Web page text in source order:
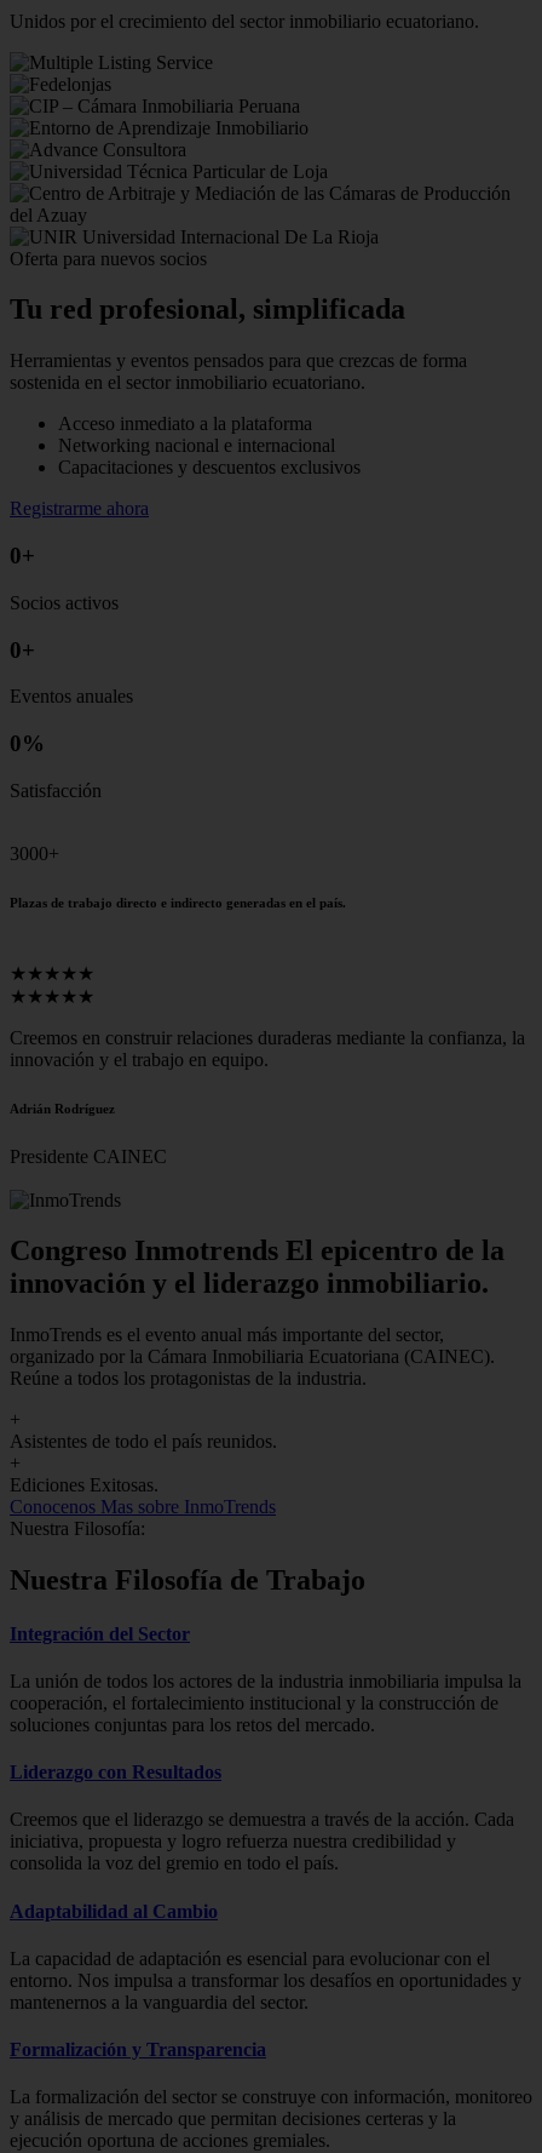
Unidos por el crecimiento del sector inmobiliario ecuatoriano.
Oferta para nuevos socios
Tu red profesional, simplificada
Herramientas y eventos pensados para que crezcas de forma
sostenida en el sector inmobiliario ecuatoriano.
Acceso inmediato a la plataforma
Networking nacional e internacional
Capacitaciones y descuentos exclusivos
Registrarme ahora
0+
Socios activos
0+
Eventos anuales
0%
Satisfacción
3000+
Plazas de trabajo directo e indirecto generadas en el país.
★★★★★
★★★★★
Creemos en construir relaciones duraderas mediante la confianza, la
innovación y el trabajo en equipo.
Adrián Rodríguez
Presidente CAINEC
Congreso Inmotrends El epicentro de la
innovación y el liderazgo inmobiliario.
InmoTrends es el evento anual más importante del sector,
organizado por la Cámara Inmobiliaria Ecuatoriana (CAINEC).
Reúne a todos los protagonistas de la industria.
+
Asistentes de todo el país reunidos.
+
Ediciones Exitosas.
Conocenos Mas sobre InmoTrends
Nuestra Filosofía:
Nuestra Filosofía de Trabajo
Integración del Sector
La unión de todos los actores de la industria inmobiliaria impulsa la
cooperación, el fortalecimiento institucional y la construcción de
soluciones conjuntas para los retos del mercado.
Liderazgo con Resultados
Creemos que el liderazgo se demuestra a través de la acción. Cada
iniciativa, propuesta y logro refuerza nuestra credibilidad y
consolida la voz del gremio en todo el país.
Adaptabilidad al Cambio
La capacidad de adaptación es esencial para evolucionar con el
entorno. Nos impulsa a transformar los desafíos en oportunidades y
mantenernos a la vanguardia del sector.
Formalización y Transparencia
La formalización del sector se construye con información, monitoreo
y análisis de mercado que permitan decisiones certeras y la
ejecución oportuna de acciones gremiales.